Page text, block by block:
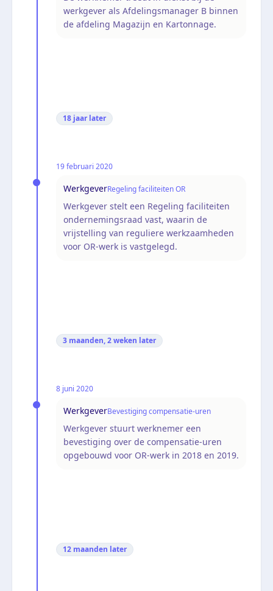
werkgever als Afdelingsmanager B binnen
de afdeling Magazijn en Kartonnage.
18 jaar later
19 februari 2020
WerkgeverRegeling faciliteiten OR
Werkgever stelt een Regeling faciliteiten
ondernemingsraad vast, waarin de
vrijstelling van reguliere werkzaamheden
voor OR-werk is vastgelegd.
3 maanden, 2 weken later
8 juni 2020
WerkgeverBevestiging compensatie-uren
Werkgever stuurt werknemer een
bevestiging over de compensatie-uren
opgebouwd voor OR-werk in 2018 en 2019.
12 maanden later